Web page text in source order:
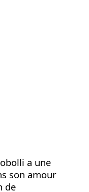
a une
son amour
de